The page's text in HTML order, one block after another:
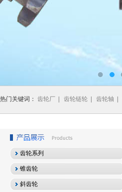
热门关键词： 齿轮厂 齿轮链轮 齿轮轴
齿轮系列
锥齿轮
斜齿轮